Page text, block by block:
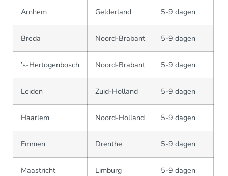
Arnhem Gelderland 5-9 dagen
Breda Noord-Brabant 5-9 dagen
’s-Hertogenbosch Noord-Brabant 5-9 dagen
Leiden Zuid-Holland 5-9 dagen
Haarlem Noord-Holland 5-9 dagen
Emmen Drenthe 5-9 dagen
Maastricht Limburg 5-9 dagen